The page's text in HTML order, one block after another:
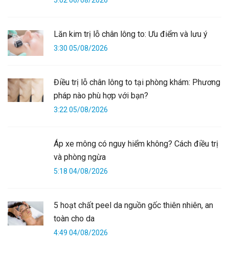
Lăn kim trị lỗ chân lông to: Ưu điểm và lưu ý
3:30 05/08/2026
Điều trị lỗ chân lông to tại phòng khám: Phương
pháp nào phù hợp với bạn?
3:22 05/08/2026
Áp xe mông có nguy hiểm không? Cách điều trị
và phòng ngừa
5:18 04/08/2026
5 hoạt chất peel da nguồn gốc thiên nhiên, an
toàn cho da
4:49 04/08/2026